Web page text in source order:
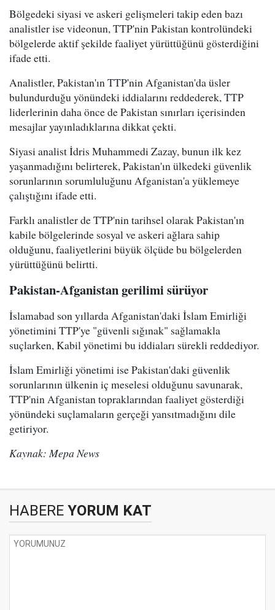
Bölgedeki siyasi ve askeri gelişmeleri takip eden bazı
analistler ise videonun, TTP'nin Pakistan kontrolündeki
bölgelerde aktif şekilde faaliyet yürüttüğünü gösterdiğini
ifade etti.
Analistler, Pakistan'ın TTP'nin Afganistan'da üsler
bulundurduğu yönündeki iddialarını reddederek, TTP
liderlerinin daha önce de Pakistan sınırları içerisinden
mesajlar yayınladıklarına dikkat çekti.
Siyasi analist İdris Muhammedi Zazay, bunun ilk kez
yaşanmadığını belirterek, Pakistan'ın ülkedeki güvenlik
sorunlarının sorumluluğunu Afganistan'a yüklemeye
çalıştığını ifade etti.
Farklı analistler de TTP'nin tarihsel olarak Pakistan'ın
kabile bölgelerinde sosyal ve askeri ağlara sahip
olduğunu, faaliyetlerini büyük ölçüde bu bölgelerden
yürüttüğünü belirtti.
Pakistan-Afganistan gerilimi sürüyor
İslamabad son yıllarda Afganistan'daki İslam Emirliği
yönetimini TTP'ye "güvenli sığınak" sağlamakla
suçlarken, Kabil yönetimi bu iddiaları sürekli reddediyor.
İslam Emirliği yönetimi ise Pakistan'daki güvenlik
sorunlarının ülkenin iç meselesi olduğunu savunarak,
TTP'nin Afganistan topraklarından faaliyet gösterdiği
yönündeki suçlamaların gerçeği yansıtmadığını dile
getiriyor.
Kaynak: Mepa News
HABERE YORUM KAT